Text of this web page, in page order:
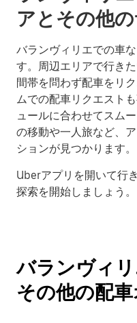
アとその他の
バランヴィリエでの車
す。周辺エリアで行き
間帯を問わず配車をリ
ムでの配車リクエスト
ュールに合わせてスム
の移動や一人旅など、
ションが見つかります。
Uberアプリを開いて行
探索を開始しましょう。
バランヴィ
その他の配